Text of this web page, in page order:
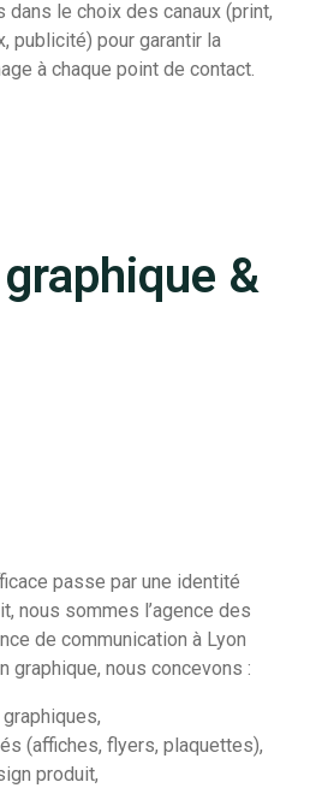
dans le choix des canaux (print,
publicité) pour garantir la
à chaque point de contact.
&
passe par une identité
nous sommes l’agence des
de communication à Lyon
graphique, nous concevons :
(affiches, flyers, plaquettes),
produit,